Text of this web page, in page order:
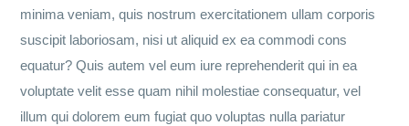
minima veniam, quis nostrum exercitationem ullam corporis
suscipit laboriosam, nisi ut aliquid ex ea commodi cons
equatur? Quis autem vel eum iure reprehenderit qui in ea
voluptate velit esse quam nihil molestiae consequatur, vel
illum qui dolorem eum fugiat quo voluptas nulla pariatur